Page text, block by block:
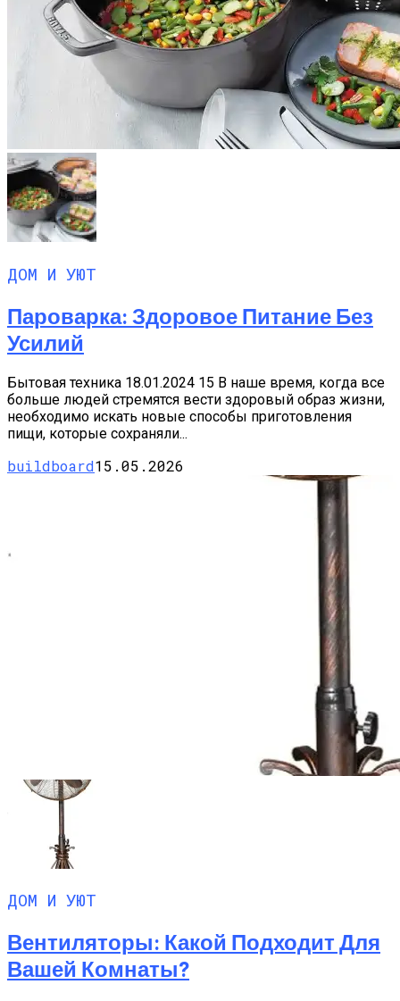
ДОМ И УЮТ
Пароварка: Здоровое Питание Без
Усилий
Бытовая техника 18.01.2024 15 В наше время, когда все
больше людей стремятся вести здоровый образ жизни,
необходимо искать новые способы приготовления
пищи, которые сохраняли...
buildboard15.05.2026
ДОМ И УЮТ
Вентиляторы: Какой Подходит Для
Вашей Комнаты?